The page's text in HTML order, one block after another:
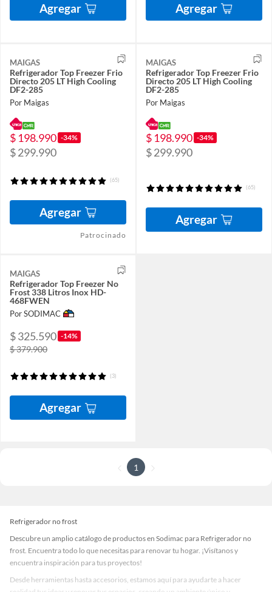
Agregar Agregar
MAIGAS
Refrigerador Top Freezer Frio
Directo 205 LT High Cooling
DF2-285
Por Maigas
$ 198.990 -34%
$ 299.990
(65)
Agregar
Patrocinado
MAIGAS
Refrigerador Top Freezer Frio
Directo 205 LT High Cooling
DF2-285
Por Maigas
$ 198.990 -34%
$ 299.990
(65)
Agregar
MAIGAS
Refrigerador Top Freezer No
Frost 338 Litros Inox HD-
468FWEN
Por SODIMAC
$ 325.590 -14%
$ 379.900
(3)
Agregar
1
Refrigerador no frost
Descubre un amplio catálogo de productos en Sodimac para Refrigerador no
frost. Encuentra todo lo que necesitas para renovar tu hogar. ¡Visítanos y
encuentra inspiración para tus proyectos!
Desde herramientas hasta accesorios, estamos aquí para ayudarte a hacer